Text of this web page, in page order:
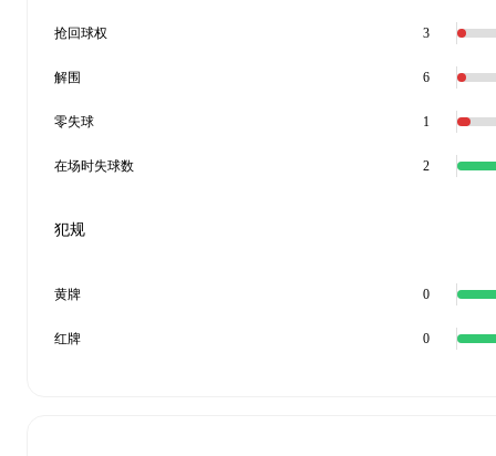
抢回球权 3
解围 6
零失球 1
在场时失球数 2
犯规
黄牌 0
红牌 0